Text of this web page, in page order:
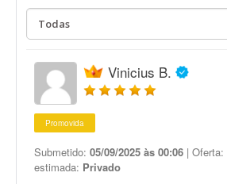
Vinicius B.
Promovida
Submetido: 05/09/2025 às 00:06 | Oferta:
estimada: Privado